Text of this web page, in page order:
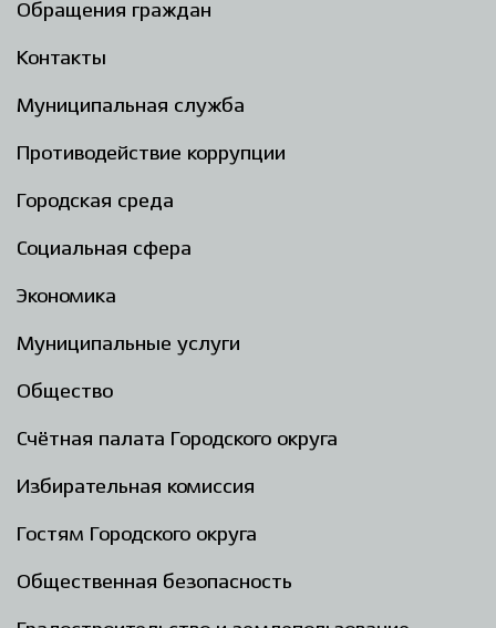
Обращения граждан
Контакты
Муниципальная служба
Противодействие коррупции
Городская среда
Социальная сфера
Экономика
Муниципальные услуги
Общество
Счётная палата Городского округа
Избирательная комиссия
Гостям Городского округа
Общественная безопасность